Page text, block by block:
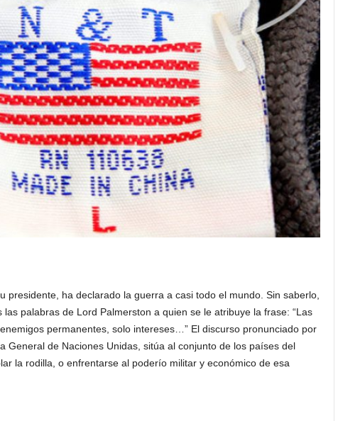
presidente, ha declarado la guerra a casi todo el mundo. Sin saberlo,
palabras de Lord Palmerston a quien se le atribuye la frase: “Las
permanentes, solo intereses…” El discurso pronunciado por
General de Naciones Unidas, sitúa al conjunto de los países del
la rodilla, o enfrentarse al poderío militar y económico de esa